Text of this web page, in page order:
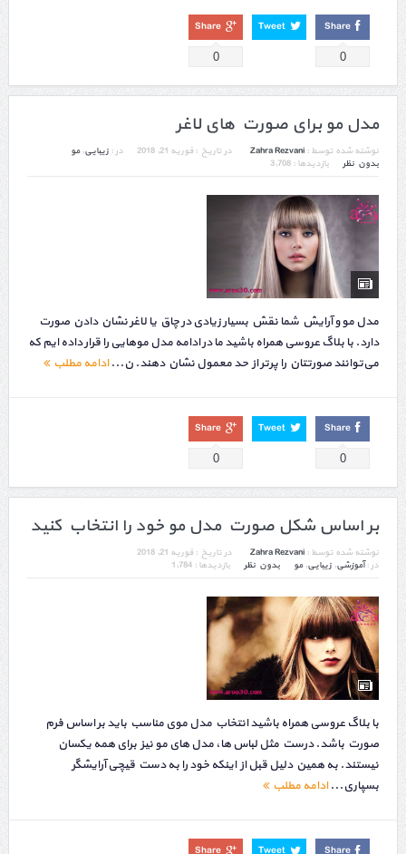
Share
0
Tweet
Share
0
مدل مو برای صورت های لاغر
نوشته شده توسط : Zahra Rezvani در تاریخ : فوریه 21, 2018 در : زیبایی,مو
بدون نظر
بازدیدها : 3,708
مدل مو و آرایش شما نقش بسیار زیادی در چاق یا لاغر نشان دادن صورت
دارد. با بلاگ عروسی همراه باشید ما در ادامه مدل موهایی را قرار داده ایم که
می‌توانند صورتتان را پرتر از حد معمول نشان دهند. ن...ادامه مطلب
Share
0
Tweet
Share
0
بر اساس شکل صورت مدل مو خود را انتخاب کنید
نوشته شده توسط : Zahra Rezvani در تاریخ : فوریه 21, 2018
در :آموزشی, زیبایی,مو بدون نظر بازدیدها : 1,784
با بلاگ عروسی همراه باشید انتخاب مدل موی مناسب باید بر اساس فرم
صورت باشد. درست مثل لباس ها، مدل های مو نیز برای همه یکسان
نیستند. به همین دلیل قبل از اینکه خود را به دست قیچی آرایشگر
بسپاری...ادامه مطلب